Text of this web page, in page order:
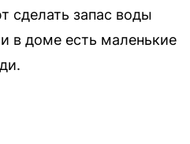
сделать запас воды
в доме есть маленькие